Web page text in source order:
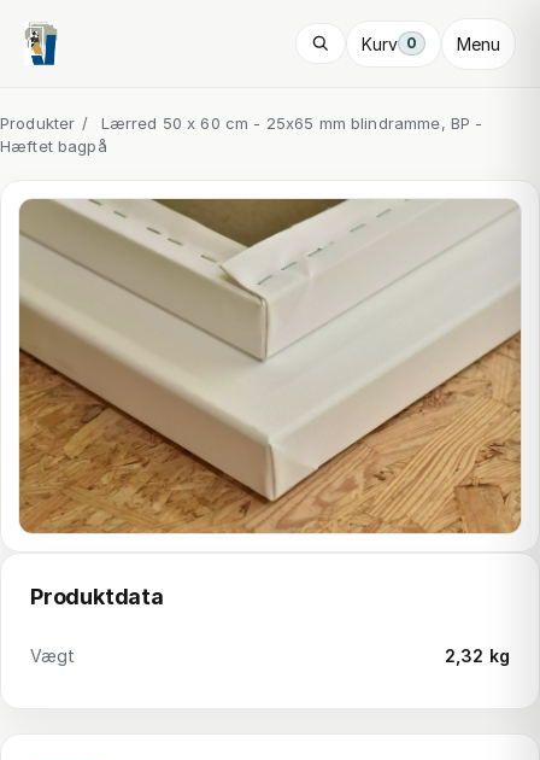
Kurv 0 Menu
Produkter /
Lærred 50 x 60 cm - 25x65 mm blindramme, BP -
Hæftet bagpå
Produktdata
Vægt 2,32 kg